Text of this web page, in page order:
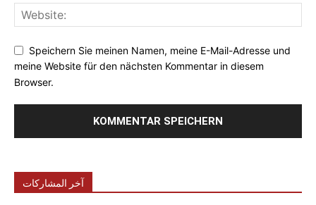
Speichern Sie meinen Namen, meine E-Mail-Adresse und
meine Website für den nächsten Kommentar in diesem
Browser.
آخر المشاركات